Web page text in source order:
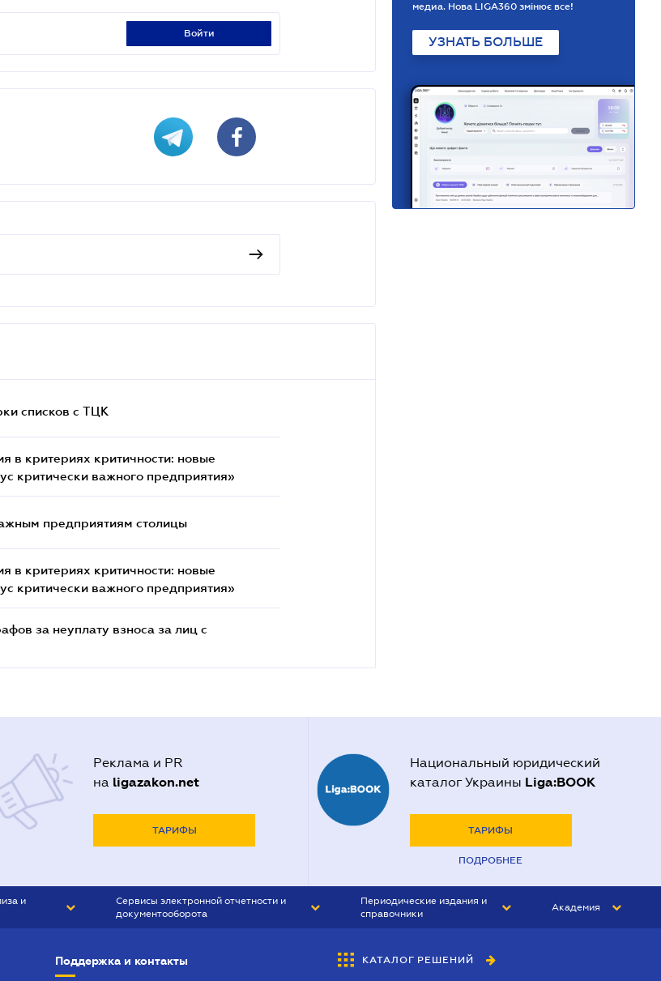
войти
списков c ТЦК
в критериях критичности: новые
критически важного предприятия»
предприятиям столицы
в критериях критичности: новые
критически важного предприятия»
за неуплату взноса за лиц с
медиа. Нова LIGA360 змінює все!
УЗНАТЬ БОЛЬШЕ
Реклама и PR
на ligazakon.net
ТАРИФЫ
Национальный юридический
каталог Украины Liga:BOOK
ТАРИФЫ
ПОДРОБНЕЕ
и
Сервисы электронной отчетности и
документооборота
Периодические издания и
справочники
БУХГАЛТЕР&ЗАКОН
Академия
Поддержка и контакты КАТАЛОГ РЕШЕНИЙ